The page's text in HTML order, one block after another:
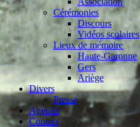
Cérémonies
Discours
Vidéos scolaires
Lieux de mémoire
Haute-Garonne
Gers
Ariège
Divers
Presse
Agenda
Contact